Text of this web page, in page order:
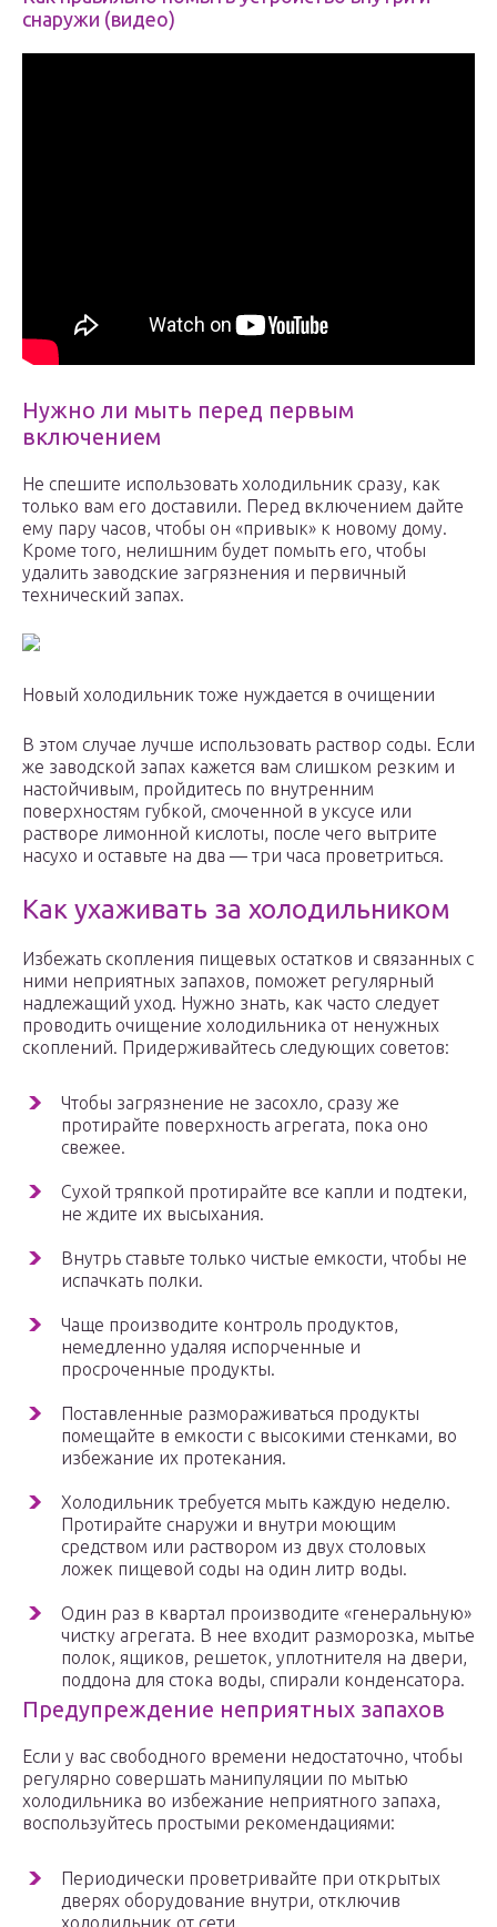
снаружи (видео)
Нужно ли мыть перед первым
включением
Не спешите использовать холодильник сразу, как
только вам его доставили. Перед включением дайте
ему пару часов, чтобы он «привык» к новому дому.
Кроме того, нелишним будет помыть его, чтобы
удалить заводские загрязнения и первичный
технический запах.
Новый холодильник тоже нуждается в очищении
В этом случае лучше использовать раствор соды. Если
же заводской запах кажется вам слишком резким и
настойчивым, пройдитесь по внутренним
поверхностям губкой, смоченной в уксусе или
растворе лимонной кислоты, после чего вытрите
насухо и оставьте на два — три часа проветриться.
Как ухаживать за холодильником
Избежать скопления пищевых остатков и связанных с
ними неприятных запахов, поможет регулярный
надлежащий уход. Нужно знать, как часто следует
проводить очищение холодильника от ненужных
скоплений. Придерживайтесь следующих советов:
Чтобы загрязнение не засохло, сразу же
протирайте поверхность агрегата, пока оно
свежее.
Сухой тряпкой протирайте все капли и подтеки,
не ждите их высыхания.
Внутрь ставьте только чистые емкости, чтобы не
испачкать полки.
Чаще производите контроль продуктов,
немедленно удаляя испорченные и
просроченные продукты.
Поставленные размораживаться продукты
помещайте в емкости с высокими стенками, во
избежание их протекания.
Холодильник требуется мыть каждую неделю.
Протирайте снаружи и внутри моющим
средством или раствором из двух столовых
ложек пищевой соды на один литр воды.
Один раз в квартал производите «генеральную»
чистку агрегата. В нее входит разморозка, мытье
полок, ящиков, решеток, уплотнителя на двери,
поддона для стока воды, спирали конденсатора.
Предупреждение неприятных запахов
Если у вас свободного времени недостаточно, чтобы
регулярно совершать манипуляции по мытью
холодильника во избежание неприятного запаха,
воспользуйтесь простыми рекомендациями:
Периодически проветривайте при открытых
дверях оборудование внутри, отключив
холодильник от сети.